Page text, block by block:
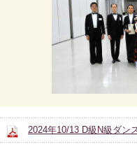
2024年10/13 D級N級ダン